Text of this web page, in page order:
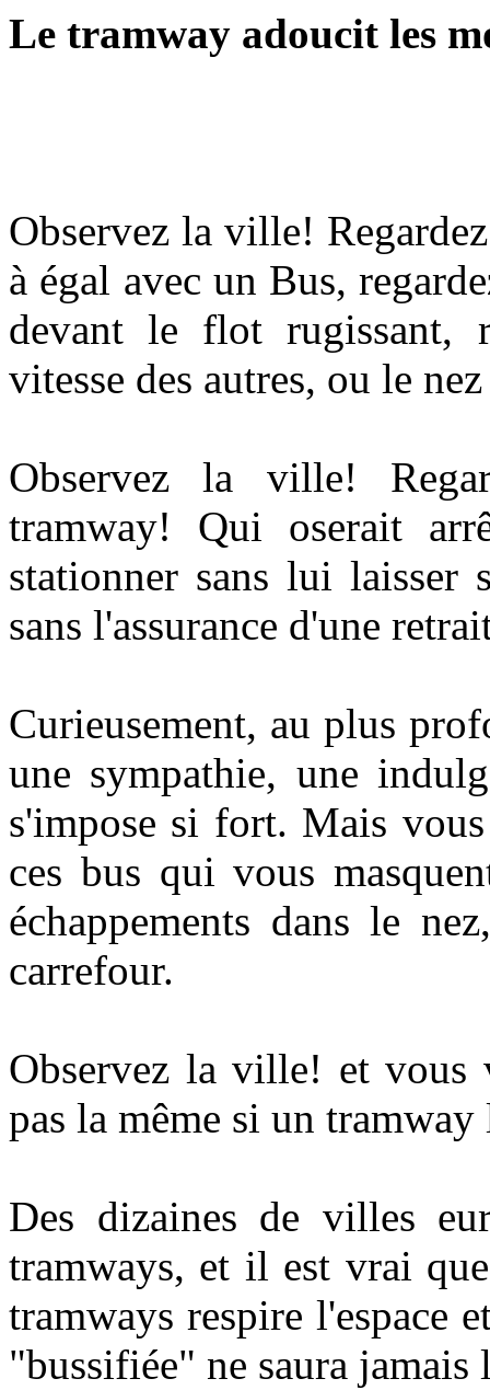
Le tramway adoucit les
Observez la ville!
à égal avec un Bus,
devant le flot rugissant,
vitesse des autres, ou le
Observez la ville!
tramway! Qui oserait
stationner sans lui
sans l'assurance d'une
Curieusement, au plus
une sympathie, une
s'impose si fort. Mais
ces bus qui vous
échappements dans le
carrefour.
Observez la ville! et vous
pas la même si un
Des dizaines de villes
tramways, et il est vrai
tramways respire l'espace
"bussifiée" ne saura